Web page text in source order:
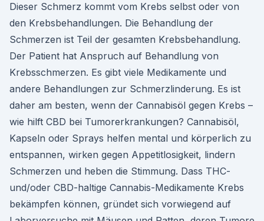
Dieser Schmerz kommt vom Krebs selbst oder von
den Krebsbehandlungen. Die Behandlung der
Schmerzen ist Teil der gesamten Krebsbehandlung.
Der Patient hat Anspruch auf Behandlung von
Krebsschmerzen. Es gibt viele Medikamente und
andere Behandlungen zur Schmerzlinderung. Es ist
daher am besten, wenn der Cannabisöl gegen Krebs –
wie hilft CBD bei Tumorerkrankungen? Cannabisöl,
Kapseln oder Sprays helfen mental und körperlich zu
entspannen, wirken gegen Appetitlosigkeit, lindern
Schmerzen und heben die Stimmung. Dass THC-
und/oder CBD-haltige Cannabis-Medikamente Krebs
bekämpfen können, gründet sich vorwiegend auf